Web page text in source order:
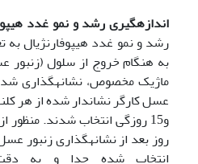
اندازه­گیری رشد و نمو غدد
به هنگام خروج از سلول (زنبور
روز بعد از نشانه­گذاری زنبور
انتخاب شده جدا و به